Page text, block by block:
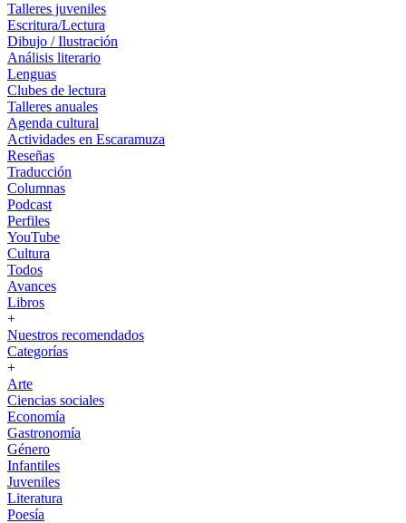
Talleres juveniles
Escritura/Lectura
Dibujo / Ilustración
Análisis literario
Lenguas
Clubes de lectura
Talleres anuales
Agenda cultural
Actividades en Escaramuza
Reseñas
Traducción
Columnas
Podcast
Perfiles
YouTube
Cultura
Todos
Avances
Libros
+
Nuestros recomendados
Categorías
+
Arte
Ciencias sociales
Economía
Gastronomía
Género
Infantiles
Juveniles
Literatura
Poesía